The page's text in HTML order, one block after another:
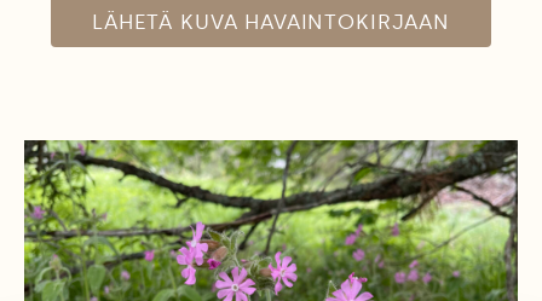
LÄHETÄ KUVA HAVAINTOKIRJAAN